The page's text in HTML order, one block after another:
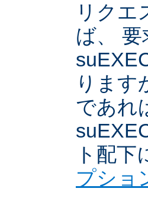
リクエ
ば、
ります
であれ
ト配下
プショ